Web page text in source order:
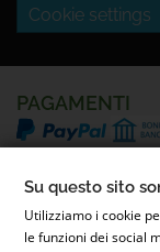
Cookie settings
PAGAMENTI
Su questo sito
Utilizziamo i cookie
le funzioni dei social